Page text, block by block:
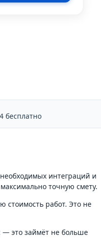
бесплатно
интеграций и
точную смету.
стоимость работ. Это не
— это займёт не больше